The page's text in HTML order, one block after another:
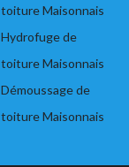
toiture Maisonnais
Hydrofuge de
toiture Maisonnais
Démoussage de
toiture Maisonnais